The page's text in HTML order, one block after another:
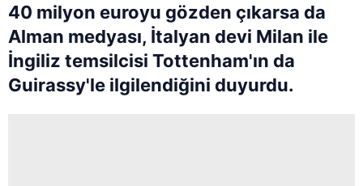
40 milyon euroyu gözden çıkarsa da
Alman medyası, İtalyan devi Milan ile
İngiliz temsilcisi Tottenham'ın da
Guirassy'le ilgilendiğini duyurdu.